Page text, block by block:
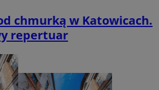
chmurką w Katowicach.
repertuar